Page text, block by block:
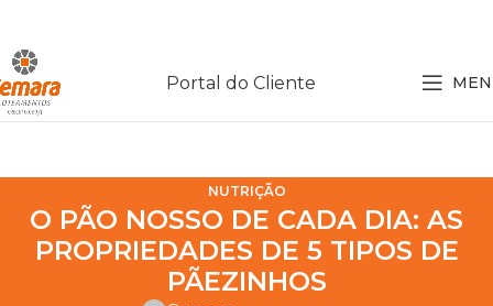
Portal do Cliente
NUTRIÇÃO
O PÃO NOSSO DE CADA DIA: AS
PROPRIEDADES DE 5 TIPOS DE
PÃEZINHOS